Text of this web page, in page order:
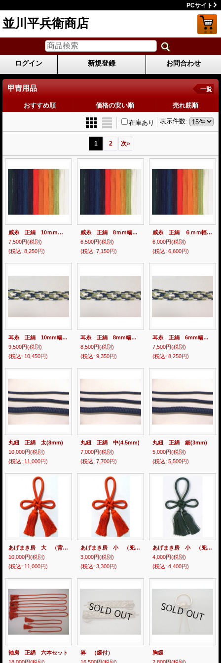
PCサイト
並川平兵衛商店
ログイン 新規登録 お問合わせ
甲冑用品 一覧
おすすめ順 価格の安い順 売れ筋順
表示件数:
在庫あり
1 2 次»
威糸 正絹 10ｍｍ幅 10ｍ
7,500円(税別)
(税込: 8,250円)
威糸 正絹 8ｍｍ幅 10ｍ
6,500円(税別)
(税込: 7,150円)
威糸 正絹 ６ｍｍ幅 10ｍ
6,000円(税別)
(税込: 6,600円)
耳糸 正絹 10mm幅 10m
9,500円(税別)
(税込: 10,450円)
耳糸 正絹 8mm幅 10m
8,500円(税別)
(税込: 9,350円)
耳糸 正絹 6mm幅 10m
7,500円(税別)
(税込: 8,250円)
丸紐 正絹 太(8mm)
10,000円(税別)
(税込: 11,000円)
丸紐 正絹 中(4.5mm)
7,000円(税別)
(税込: 7,700円)
丸紐 正絹 細(3mm)
5,000円(税別)
(税込: 5,500円)
あげまき房 大 （背房用）
10,000円(税別)
(税込: 11,000円)
あげまき房 小 （兜、胸用） ￥3000
3,000円(税別)
(税込: 3,300円)
あげまき房 小 （兜、胸用） ￥4000
4,000円(税別)
(税込: 4,400円)
袖房 正絹 六本セット
笄 （鐶付）
胸鐶